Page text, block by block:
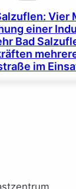
Vier
einer
Bad
im